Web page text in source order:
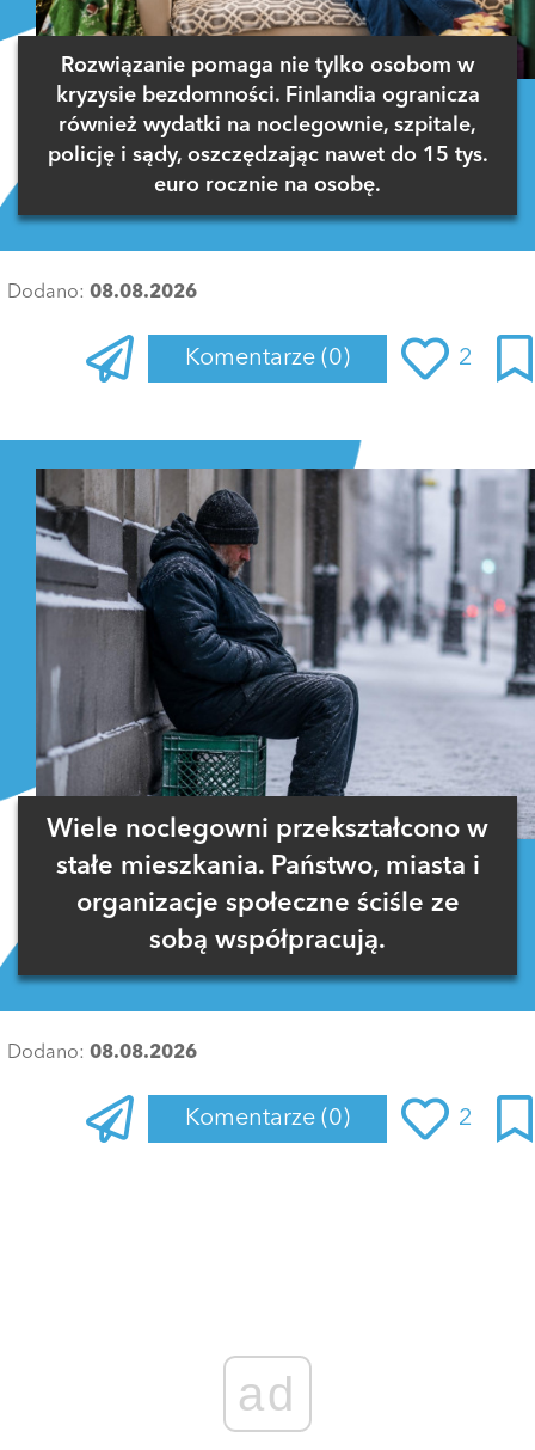
Rozwiązanie pomaga nie tylko osobom w
kryzysie bezdomności. Finlandia ogranicza
również wydatki na noclegownie, szpitale,
policję i sądy, oszczędzając nawet do 15 tys.
euro rocznie na osobę.
Dodano: 08.08.2026
Komentarze (0) 2
Wiele noclegowni przekształcono w
stałe mieszkania. Państwo, miasta i
organizacje społeczne ściśle ze
sobą współpracują.
Dodano: 08.08.2026
Komentarze (0) 2
ad